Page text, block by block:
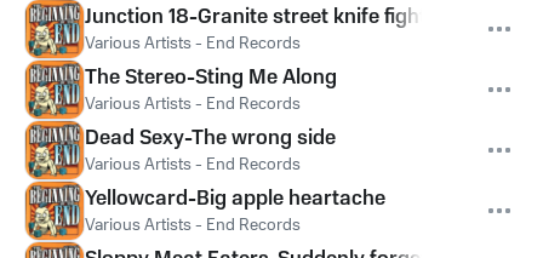
Junction 18-Granite street knife fight
Various Artists - End Records
The Stereo-Sting Me Along
Various Artists - End Records
Dead Sexy-The wrong side
Various Artists - End Records
Yellowcard-Big apple heartache
Various Artists - End Records